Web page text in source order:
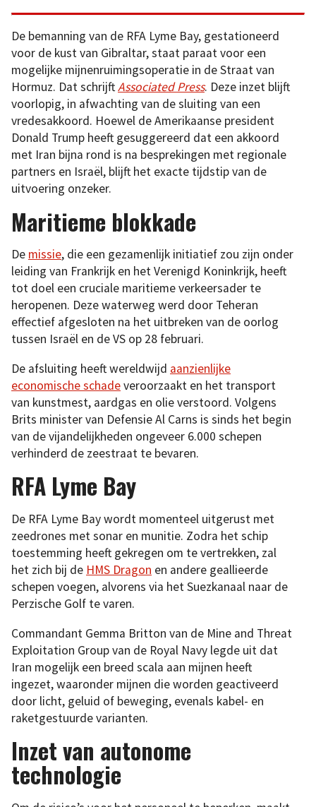
De bemanning van de RFA Lyme Bay, gestationeerd
voor de kust van Gibraltar, staat paraat voor een
mogelijke mijnenruimingsoperatie in de Straat van
Hormuz. Dat schrijftAssociated Press. Deze inzet blijft
voorlopig, in afwachting van de sluiting van een
vredesakkoord. Hoewel de Amerikaanse president
Donald Trump heeft gesuggereerd dat een akkoord
met Iran bijna rond is na besprekingen met regionale
partners en Israël, blijft het exacte tijdstip van de
uitvoering onzeker.
Maritieme blokkade
De missie, die een gezamenlijk initiatief zou zijn onder
leiding van Frankrijk en het Verenigd Koninkrijk, heeft
tot doel een cruciale maritieme verkeersader te
heropenen. Deze waterweg werd door Teheran
effectief afgesloten na het uitbreken van de oorlog
tussen Israël en de VS op 28 februari.
De afsluiting heeft wereldwijd aanzienlijke
economische schadeveroorzaakt en het transport
van kunstmest, aardgas en olie verstoord. Volgens
Brits minister van Defensie Al Carns is sinds het begin
van de vijandelijkheden ongeveer 6.000 schepen
verhinderd de zeestraat te bevaren.
RFA Lyme Bay
De RFA Lyme Bay wordt momenteel uitgerust met
zeedrones met sonar en munitie. Zodra het schip
toestemming heeft gekregen om te vertrekken, zal
het zich bij de HMS Dragon en andere geallieerde
schepen voegen, alvorens via het Suezkanaal naar de
Perzische Golf te varen.
Commandant Gemma Britton van de Mine and Threat
Exploitation Group van de Royal Navy legde uit dat
Iran mogelijk een breed scala aan mijnen heeft
ingezet, waaronder mijnen die worden geactiveerd
door licht, geluid of beweging, evenals kabel- en
raketgestuurde varianten.
Inzet van autonome
technologie